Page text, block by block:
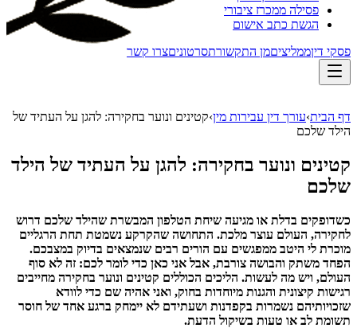
פסילה ממכרז ציבורי
הגשת כתב אישום
פסקי דיןממליציםמן התקשורתסרטוניםצרו קשר
דף הבית›עורך דין עבירות מין›קטינים ונוער בחקירה: להגן על העתיד של
הילד שלכם
קטינים ונוער בחקירה: להגן על העתיד של הילד
שלכם
כשדופקים בדלת או מגיעה שיחת הטלפון המבשרת שהילד שלכם דרוש
לחקירה, העולם עוצר מלכת. התחושה שהקרקע נשמטת תחת הרגליים
מוכרת לי היטב ממפגשים עם הורים רבים שנמצאים בדיוק במצבכם.
הפחד משתק והבושה צורבת, אבל אני כאן כדי לומר לכם: זה לא סוף
העולם, ויש מה לעשות. הליכים הכוללים קטינים ונוער בחקירה מחייבים
רגישות קיצונית והגנות מיוחדות בחוק, ואני אהיה שם כדי לוודא
שזכויותיהם נשמרות בקפדנות ושעתידם לא יימחק ברגע אחד של חוסר
תשומת לב או טעות בשיקול הדעת.